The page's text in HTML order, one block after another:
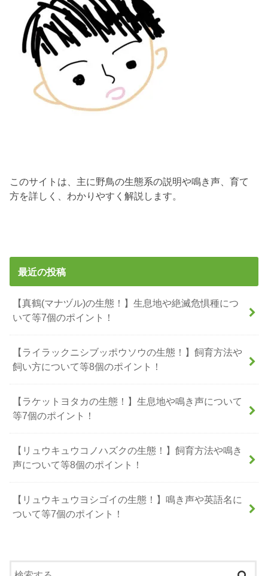
このサイトは、主に野鳥の生態系の説明や鳴き声、育て
方を詳しく、わかりやすく解説します。
最近の投稿
【真鶴(マナヅル)の生態！】生息地や絶滅危惧種につ
いて等7個のポイント！
【ライラックニシブッポウソウの生態！】飼育方法や
飼い方について等8個のポイント！
【ラケットヨタカの生態！】生息地や鳴き声について
等7個のポイント！
【リュウキュウコノハズクの生態！】飼育方法や鳴き
声について等8個のポイント！
【リュウキュウヨシゴイの生態！】鳴き声や英語名に
ついて等7個のポイント！